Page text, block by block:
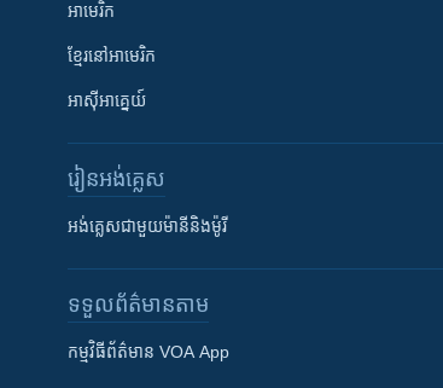
អាមេរិក
ខ្មែរ​នៅអាមេរិក
អាស៊ីអាគ្នេយ៍
រៀន​​អង់គ្លេស
អង់គ្លេស​ជាមួយ​ម៉ានី​និង​ម៉ូរី
ទទួល​ព័ត៌មាន​តាម
កម្មវិធី​ព័ត៌មាន VOA App